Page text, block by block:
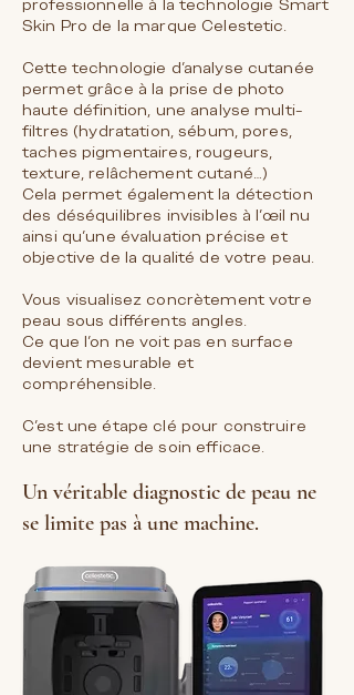
professionnelle à la technologie Smart
Skin Pro de la marque Celestetic.
Cette technologie d’analyse cutanée
permet grâce à la prise de photo
haute définition, une analyse multi-
filtres (hydratation, sébum, pores,
taches pigmentaires, rougeurs,
texture, relâchement cutané…)
Cela permet également la détection
des déséquilibres invisibles à l’œil nu
ainsi qu'une évaluation précise et
objective de la qualité de votre peau.
Vous visualisez concrètement votre
peau sous différents angles.
Ce que l’on ne voit pas en surface
devient mesurable et
compréhensible.
C’est une étape clé pour construire
une stratégie de soin efficace.
Un véritable diagnostic de peau ne
se limite pas à une machine.